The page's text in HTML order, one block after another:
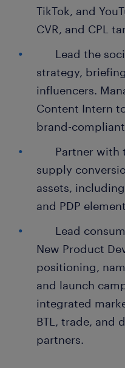
TikTok, and
CVR, and CPL
Lead the
strategy,
influencers.
Content Intern
brand-
Partner with
supply
assets,
and PDP
Lead
New Product
positioning,
and launch
integrated
BTL, trade, and
partners.